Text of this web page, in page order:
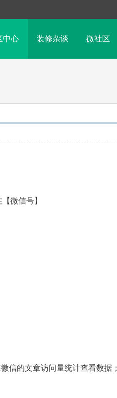
中心 装修杂谈 微社区
微信号】
信的文章访问量统计查看数据；